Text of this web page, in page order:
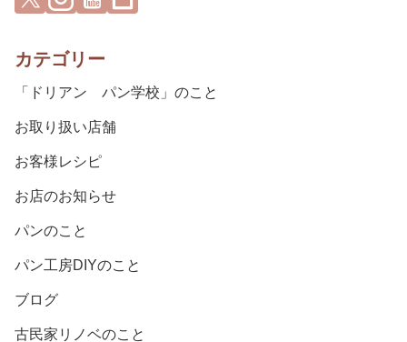
カテゴリー
「ドリアン パン学校」のこと
お取り扱い店舗
お客様レシピ
お店のお知らせ
パンのこと
パン工房DIYのこと
ブログ
古民家リノベのこと